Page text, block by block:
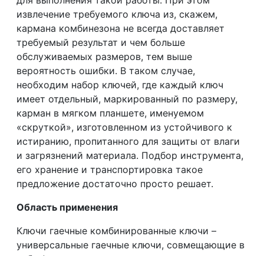
извлечение требуемого ключа из, скажем,
кармана комбинезона не всегда доставляет
требуемый результат и чем больше
обслуживаемых размеров, тем выше
вероятность ошибки. В таком случае,
необходим набор ключей, где каждый ключ
имеет отдельный, маркированный по размеру,
карман в мягком планшете, именуемом
«скруткой», изготовленном из устойчивого к
истиранию, пропитанного для защиты от влаги
и загрязнений материала. Подбор инструмента,
его хранение и транспортировка такое
предложение достаточно просто решает.
Область применения
Ключи гаечные комбинированные ключи –
универсальные гаечные ключи, совмещающие в